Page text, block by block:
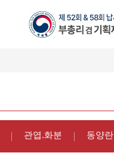
관엽.화분 동양란